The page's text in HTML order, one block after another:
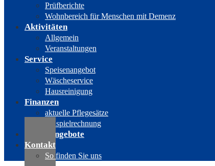
Prüfberichte
Wohnbereich für Menschen mit Demenz
Aktivitäten
Allgemein
Veranstaltungen
Service
Speisenangebot
Wäscheservice
Hausreinigung
Finanzen
aktuelle Pflegesätze
Beispielrechnung
Stellenangebote
Kontakt
So finden Sie uns